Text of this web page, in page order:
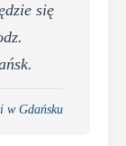
się
w Gdańsku